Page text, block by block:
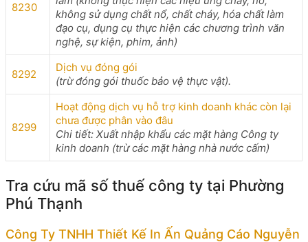
8230
không sử dụng chất nổ, chất cháy, hóa chất làm
đạo cụ, dụng cụ thực hiện các chương trình văn
nghệ, sự kiện, phim, ảnh)
8292
Dịch vụ đóng gói
(trừ đóng gói thuốc bảo vệ thực vật).
8299
Hoạt động dịch vụ hỗ trợ kinh doanh khác còn lại
chưa được phân vào đâu
Chi tiết: Xuất nhập khẩu các mặt hàng Công ty
kinh doanh (trừ các mặt hàng nhà nước cấm)
Tra cứu mã số thuế công ty tại Phường
Phú Thạnh
Công Ty TNHH Thiết Kế In Ấn Quảng Cáo Nguyễn